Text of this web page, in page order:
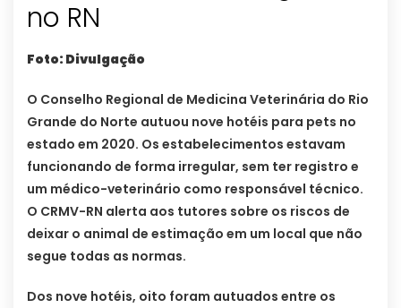
no RN
Foto: Divulgação
O Conselho Regional de Medicina Veterinária do Rio
Grande do Norte autuou nove hotéis para pets no
estado em 2020. Os estabelecimentos estavam
funcionando de forma irregular, sem ter registro e
um médico-veterinário como responsável técnico.
O CRMV-RN alerta aos tutores sobre os riscos de
deixar o animal de estimação em um local que não
segue todas as normas.
Dos nove hotéis, oito foram autuados entre os